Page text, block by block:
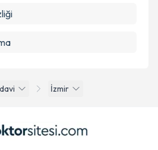
İzmir